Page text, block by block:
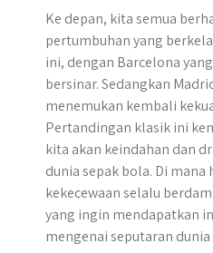
Ke depan, kita semua
pertumbuhan yang
ini, dengan Barcelona
bersinar. Sedangkan
menemukan kembali
Pertandingan klasik ini
kita akan keindahan dan
dunia sepak bola. Di mana
kekecewaan selalu
yang ingin mendapatkan
mengenai seputaran